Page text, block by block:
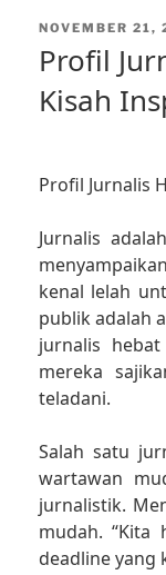
POSTED
NOVEMBER 21,
Profil
Kisah
Profil Jurnalis
Jurnalis
kenal lelah
publik adalah
jurnalis
mereka
teladani.
Salah satu
wartawan
jurnalistik.
mudah. “Kita
deadline yang